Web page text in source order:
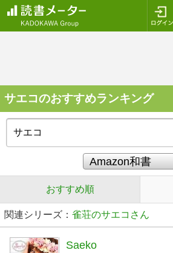
サエコのおすすめランキング
おすすめ順
関連シリーズ： 雀荘のサエコさん
Saeko